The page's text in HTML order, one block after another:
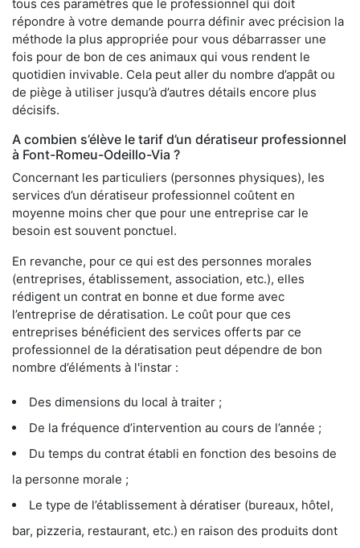
tous ces paramètres que le professionnel qui doit
répondre à votre demande pourra définir avec précision la
méthode la plus appropriée pour vous débarrasser une
fois pour de bon de ces animaux qui vous rendent le
quotidien invivable. Cela peut aller du nombre d’appât ou
de piège à utiliser jusqu’à d’autres détails encore plus
décisifs.
A combien s’élève le tarif d’un dératiseur professionnel
à Font-Romeu-Odeillo-Via ?
Concernant les particuliers (personnes physiques), les
services d’un dératiseur professionnel coûtent en
moyenne moins cher que pour une entreprise car le
besoin est souvent ponctuel.
En revanche, pour ce qui est des personnes morales
(entreprises, établissement, association, etc.), elles
rédigent un contrat en bonne et due forme avec
l’entreprise de dératisation. Le coût pour que ces
entreprises bénéficient des services offerts par ce
professionnel de la dératisation peut dépendre de bon
nombre d’éléments à l'instar :
Des dimensions du local à traiter ;
De la fréquence d’intervention au cours de l’année ;
Du temps du contrat établi en fonction des besoins de
la personne morale ;
Le type de l’établissement à dératiser (bureaux, hôtel,
bar, pizzeria, restaurant, etc.) en raison des produits dont